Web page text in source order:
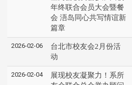
年终联合会员大会暨餐
会 浯岛同心共写情谊新
篇章
2026-02-06
台北市校友会2月份活
动
2026-02-04
展现校友凝聚力！系所